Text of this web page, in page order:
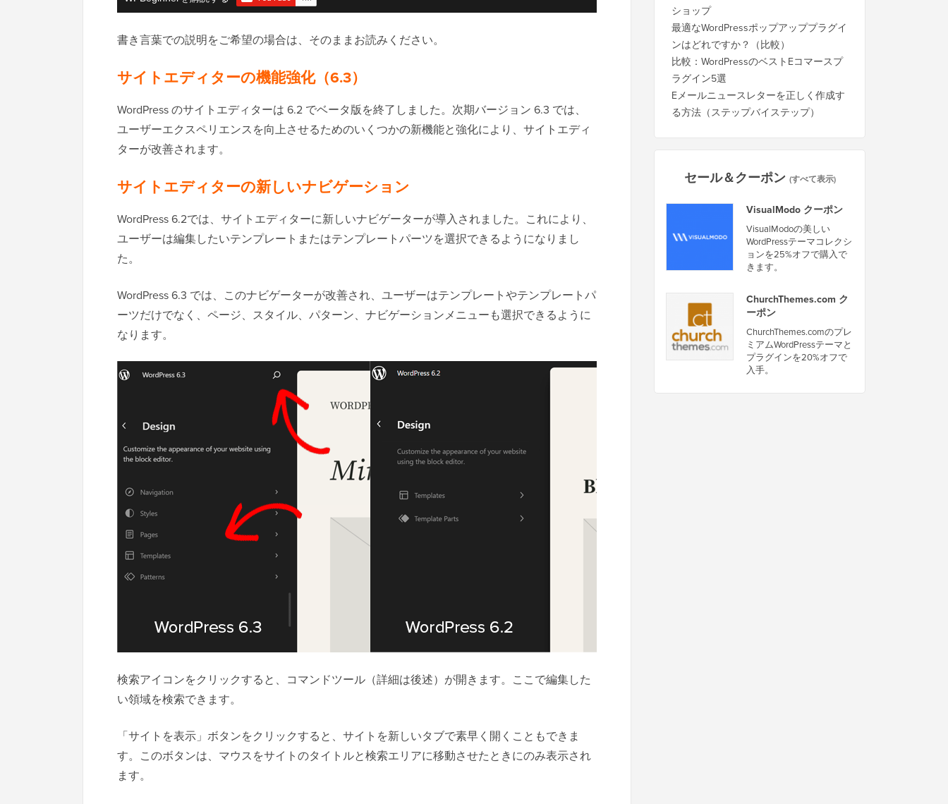
書き言葉での説明をご希望の場合は、そのままお読みください。
サイトエディターの機能強化（6.3）
WordPress のサイトエディターは 6.2 でベータ版を終了しました。次期バージョン 6.3 では、
ユーザーエクスペリエンスを向上させるためのいくつかの新機能と強化により、サイトエディ
ターが改善されます。
サイトエディターの新しいナビゲーション
WordPress 6.2では、サイトエディターに新しいナビゲーターが導入されました。これにより、
ユーザーは編集したいテンプレートまたはテンプレートパーツを選択できるようになりまし
た。
WordPress 6.3 では、このナビゲーターが改善され、ユーザーはテンプレートやテンプレートパ
ーツだけでなく、ページ、スタイル、パターン、ナビゲーションメニューも選択できるように
なります。
検索アイコンをクリックすると、コマンドツール（詳細は後述）が開きます。ここで編集した
い領域を検索できます。
「サイトを表示」ボタンをクリックすると、サイトを新しいタブで素早く開くこともできま
す。このボタンは、マウスをサイトのタイトルと検索エリアに移動させたときにのみ表示され
ます。
ショップ
最適なWordPressポップアッププラグイ
ンはどれですか？（比較）
比較：WordPressのベストEコマースプ
ラグイン5選
Eメールニュースレターを正しく作成す
る方法（ステップバイステップ）
セール＆クーポン (すべて表示)
VisualModo クーポン
VisualModoの美しい
WordPressテーマコレクシ
ョンを25%オフで購入で
きます。
ChurchThemes.com ク
ーポン
ChurchThemes.comのプレ
ミアムWordPressテーマと
プラグインを20%オフで
入手。